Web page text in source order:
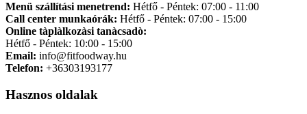
Menü szállítási menetrend: Hétfő - Péntek: 07:00 - 11:00
Call center munkaórák: Hétfő - Péntek: 07:00 - 15:00
Online tàplàlkozàsi tanàcsadò:
Hétfő - Péntek: 10:00 - 15:00
Email: info@fitfoodway.hu
Telefon: +36303193177
Hasznos oldalak